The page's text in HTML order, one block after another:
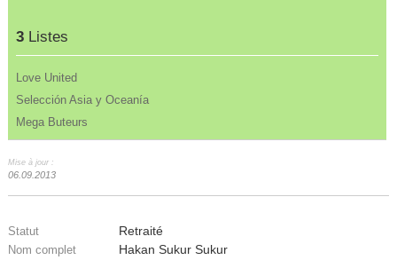
3 Listes
Love United
Selección Asia y Oceanía
Mega Buteurs
Mise à jour :
06.09.2013
Statut Retraité
Nom complet Hakan Sukur Sukur